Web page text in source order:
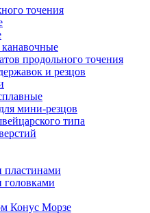
точения
продольного точения
и резцов
мини-резцов
типа
пластинами
головками
Конус Морзе